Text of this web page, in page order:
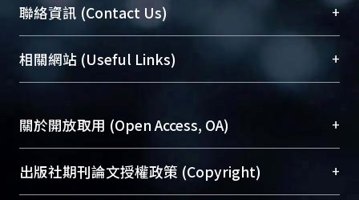
臺大位居世界頂尖大學之列，為永久珍藏及向國際
展現本校豐碩的研究成果及學術能量，圖書館整合
機構典藏（NTUR）與學術庫（AH）不同功能平
台，成為臺大學術典藏NTU scholars。期能整合研
究能量、促進交流合作、保存學術產出、推廣研究
成果。
To permanently archive and promote researcher
profiles and scholarly works, Library integrates the
services of “NTU Repository” with “Academic
聯絡資訊 (Contact Us) +
總館學科館員(Main Library)
醫學圖書館學科館員(Medical Library)
(Social
Sciences Library)
相關網站 (Useful Links) +
關於開放取用 (Open Access, OA) +
開放取用是從使用者角度提升資訊取用性的社會運
動，應用在學術研究上是透過將研究著作公開供使
出版社期刊論文授權政策 (Copyright) +